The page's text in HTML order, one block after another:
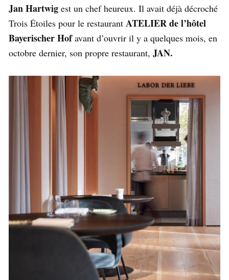
Jan Hartwig est un chef heureux. Il avait déjà décroché
Trois Étoiles pour le restaurant ATELIER de l’hôtel
Bayerischer Hofavant d’ouvrir il y a quelques mois, en
octobre dernier, son propre restaurant, JAN.